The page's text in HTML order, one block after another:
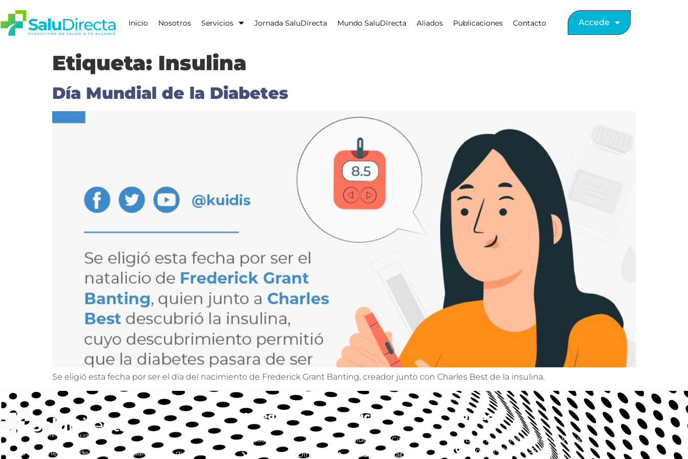
Inicio Nosotros Servicios Jornada SaluDirecta Mundo SaluDirecta Aliados Publicaciones Contacto Accede
Etiqueta: Insulina
Día Mundial de la Diabetes
Se eligió esta fecha por ser el día del nacimiento de Frederick Grant Banting, creador junto con Charles Best de la insulina.
Somos la primera red de servicios de salud, en la que vas
Navegación
Nosotros
Jornada SaluDirecta
Servicios
SaluDirecta Citas
SaluDirecta Lab
Contact
Blv. Palmas Hill 1, Torre WeWork,
piso 14, 14-127, CP 52763,